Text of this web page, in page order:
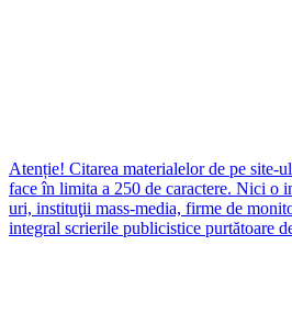
Atenție! Citarea materialelor de pe site-
face în limita a 250 de caractere. Nici o
uri, instituţii mass-media, firme de
integral scrierile publicistice purtătoare